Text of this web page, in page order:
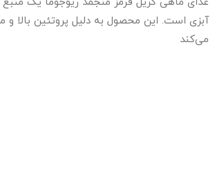
آبزی است. این محصول به دلیل پروتئین
می‌کند